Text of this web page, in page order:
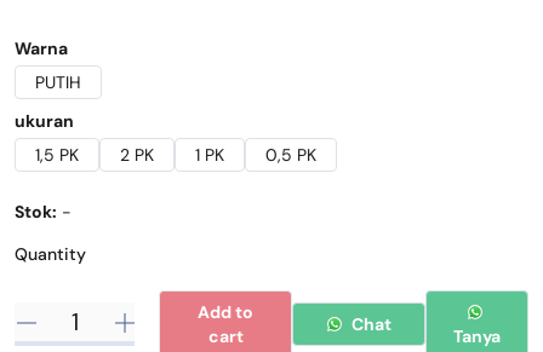
Warna
PUTIH
ukuran
1,5 PK
2 PK 1 PK 0,5 PK
Stok: -
Quantity
Add to
cart
Chat
Tanya